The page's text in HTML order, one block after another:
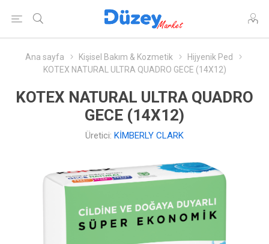
Ana sayfa Kişisel Bakım & Kozmetik
Hijyenik Ped
KOTEX NATURAL ULTRA QUADRO GECE (14X12)
KOTEX NATURAL ULTRA QUADRO
GECE (14X12)
Üretici: KİMBERLY CLARK